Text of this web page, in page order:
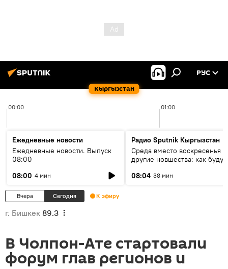
Кыргызстан
РУС
00:00 01:00
Ежедневные новости
Ежедневные новости. Выпуск
08:00
08:00 4 мин
Радио Sputnik Кыргызстан
Среда вместо воскресенья и
другие новшества: как будут
08:04 38 мин
Вчера Сегодня К эфиру
г. Бишкек 89.3
В Чолпон-Ате стартовали
форум глав регионов и